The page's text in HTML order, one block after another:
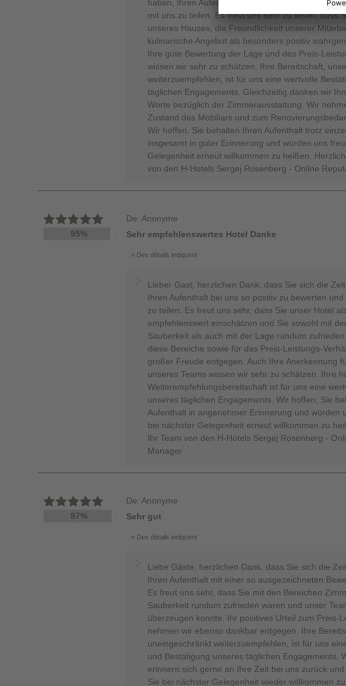
haben, Ihren Aufenthalt und Ihre persönlichen
mit uns zu teilen. Es freut uns sehr zu lesen, dass
unseres Hauses, die Freundlichkeit unserer
kulinarische Angebot als besonders positiv
Ihre gute Bewertung der Lage und des Preis-
wissen wir sehr zu schätzen. Ihre Bereitschaft,
weiterzuempfehlen, ist für uns eine wertvolle
täglichen Engagements. Gleichzeitig danken wir
Worte bezüglich der Zimmerausstattung. Wir
Zustand des Mobiliars und zum
Wir hoffen, Sie behalten Ihren Aufenthalt trotz
insgesamt in guter Erinnerung und würden uns
Gelegenheit erneut willkommen zu heißen.
von den H-Hotels Sergej Rosenberg - Online
95%
De: Anonyme
Sehr empfehlenswertes Hotel Danke
Des détails indiquent
Lieber Gast, herzlichen Dank, dass Sie sich die
Ihren Aufenthalt bei uns so positiv zu bewerten
zu teilen. Es freut uns sehr, dass Sie unser Hotel
empfehlenswert einschätzen und Sie sowohl mit
Sauberkeit als auch mit der Lage rundum
diese Bereiche sowie für das Preis-Leistungs-
großer Freude entgegen. Auch Ihre Anerkennung
unseres Teams wissen wir sehr zu schätzen. Ihre
Weiterempfehlungsbereitschaft ist für uns eine
unseres täglichen Engagements. Wir hoffen, Sie
Aufenthalt in angenehmer Erinnerung und würden
bei nächster Gelegenheit erneut willkommen zu
Ihr Team von den H-Hotels Sergej Rosenberg -
Manager
97%
De: Anonyme
Sehr gut
Des détails indiquent
Liebe Gäste, herzlichen Dank, dass Sie sich die
Ihren Aufenthalt mit einer so ausgezeichneten
Es freut uns sehr, dass Sie mit den Bereichen
Sauberkeit rundum zufrieden waren und unser
überzeugen konnte. Ihr positives Urteil zum Preis-
nehmen wir ebenso dankbar entgegen. Ihre
uneingeschränkt weiterzuempfehlen, ist für uns
und Bestätigung unseres täglichen Engagements.
erinnern sich gerne an Ihre Zeit bei uns zurück und
Sie bei nächster Gelegenheit wieder willkommen